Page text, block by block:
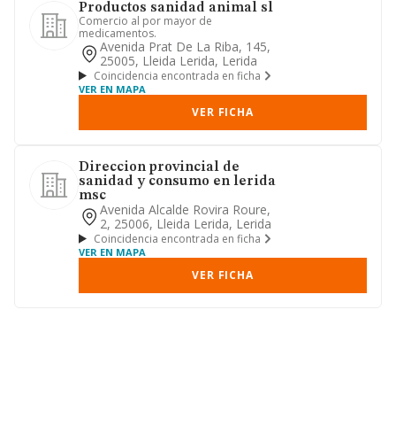
Productos sanidad animal sl
Comercio al por mayor de
medicamentos.
Avenida Prat De La Riba, 145,
25005, Lleida Lerida, Lerida
Coincidencia encontrada en ficha
VER EN MAPA
VER FICHA
Direccion provincial de
sanidad y consumo en lerida
msc
Avenida Alcalde Rovira Roure,
2, 25006, Lleida Lerida, Lerida
Coincidencia encontrada en ficha
VER EN MAPA
VER FICHA